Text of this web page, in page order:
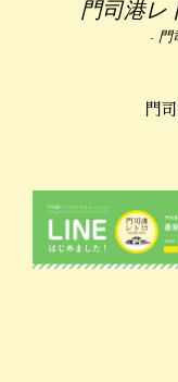
門司港レ
- 門
門